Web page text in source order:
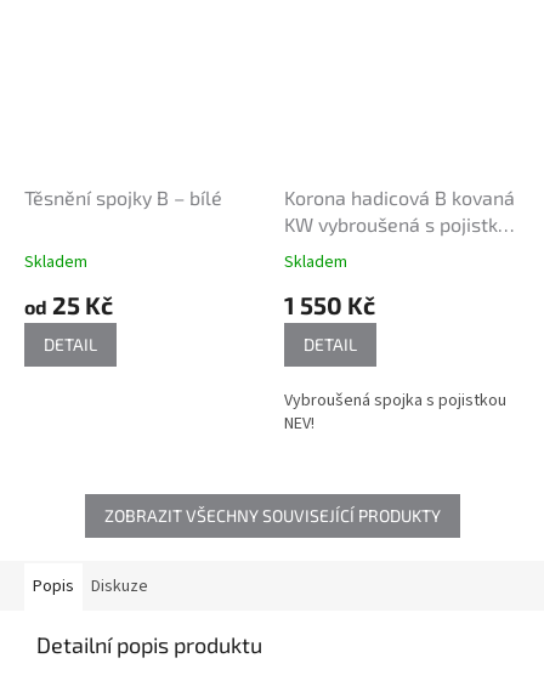
Těsnění spojky B – bílé
Skladem
od 25 Kč
DETAIL
Korona hadicová B kovaná
KW vybroušená s pojistkou
Nevřela
Skladem
1 550 Kč
DETAIL
Vybroušená spojka s pojistkou
NEV!
ZOBRAZIT VŠECHNY SOUVISEJÍCÍ PRODUKTY
Popis Diskuze
Detailní popis produktu